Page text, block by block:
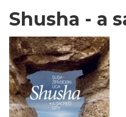
Shusha - a